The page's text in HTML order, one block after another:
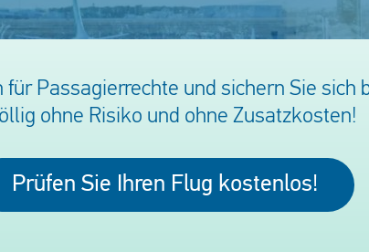
Passagierrechte und sichern Sie sich
ohne Risiko und ohne Zusatzkosten!
Prüfen Sie Ihren Flug kostenlos!